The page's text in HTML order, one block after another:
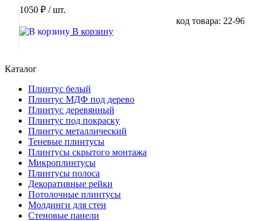
1050 ₽ / шт.
код товара: 22-96
В корзину
Каталог
Плинтус белый
Плинтус МДФ под дерево
Плинтус деревянный
Плинтус под покраску
Плинтус металлический
Теневые плинтусы
Плинтусы скрытого монтажа
Микроплинтусы
Плинтусы полоса
Декоративные рейки
Потолочные плинтусы
Молдинги для стен
Стеновые панели